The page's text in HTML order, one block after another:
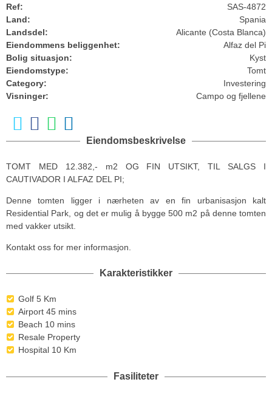
Ref:
SAS-4872
Land:
Spania
Landsdel:
Alicante (Costa Blanca)
Eiendommens beliggenhet:
Alfaz del Pi
Bolig situasjon:
Kyst
Eiendomstype:
Tomt
Category:
Investering
Visninger:
Campo og fjellene
Eiendomsbeskrivelse
TOMT MED 12.382,- m2 OG FIN UTSIKT, TIL SALGS I
CAUTIVADOR I ALFAZ DEL PI;
Denne tomten ligger i nærheten av en fin urbanisasjon kalt
Residential Park, og det er mulig å bygge 500 m2 på denne tomten
med vakker utsikt.
Kontakt oss for mer informasjon.
Karakteristikker
Golf 5 Km
Airport 45 mins
Beach 10 mins
Resale Property
Hospital 10 Km
Fasiliteter